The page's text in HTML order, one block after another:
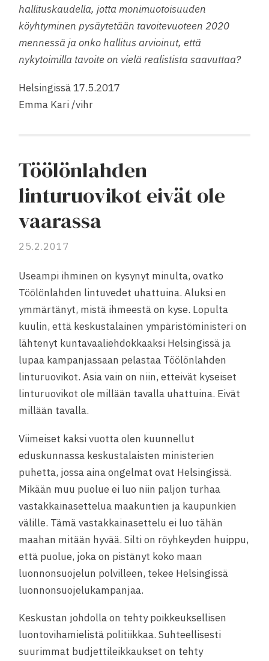
hallituskaudella, jotta monimuotoisuuden
köyhtyminen pysäytetään tavoitevuoteen 2020
mennessä ja onko hallitus arvioinut, että
nykytoimilla tavoite on vielä realistista saavuttaa?
Helsingissä 17.5.2017
Emma Kari /vihr
Töölönlahden
linturuovikot eivät ole
vaarassa
25.2.2017
Useampi ihminen on kysynyt minulta, ovatko
Töölönlahden lintuvedet uhattuina. Aluksi en
ymmärtänyt, mistä ihmeestä on kyse. Lopulta
kuulin, että keskustalainen ympäristöministeri on
lähtenyt kuntavaaliehdokkaaksi Helsingissä ja
lupaa kampanjassaan pelastaa Töölönlahden
linturuovikot. Asia vain on niin, etteivät kyseiset
linturuovikot ole millään tavalla uhattuina. Eivät
millään tavalla.
Viimeiset kaksi vuotta olen kuunnellut
eduskunnassa keskustalaisten ministerien
puhetta, jossa aina ongelmat ovat Helsingissä.
Mikään muu puolue ei luo niin paljon turhaa
vastakkainasettelua maakuntien ja kaupunkien
välille. Tämä vastakkainasettelu ei luo tähän
maahan mitään hyvää. Silti on röyhkeyden huippu,
että puolue, joka on pistänyt koko maan
luonnonsuojelun polvilleen, tekee Helsingissä
luonnonsuojelukampanjaa.
Keskustan johdolla on tehty poikkeuksellisen
luontovihamielistä politiikkaa. Suhteellisesti
suurimmat budjettileikkaukset on tehty